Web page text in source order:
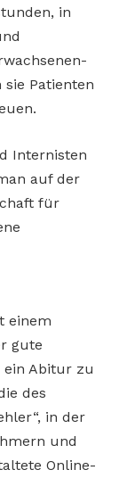
in
Patienten
Internisten
auf der
für
einem
gute
ein Abitur zu
des
in der
und
Online-